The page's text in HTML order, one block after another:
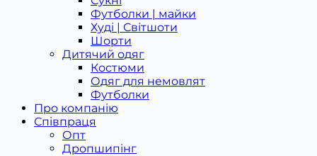
Футболки | майки
Худі | Світшоти
Шорти
Дитячий одяг
Костюми
Одяг для немовлят
Футболки
Про компанію
Співпраця
Опт
Дропшипінг